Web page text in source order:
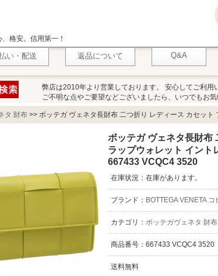
格安。信用第一！
い・配送 返品について Q&A
弊店は2010年より営業しております。 安心してご利用
ご不明な点やご要望などございましたら、いつでもお気
タ 財布 >> ボッテガ ヴェネタ長財布 二つ折り レディース カセット
ボッテガ ヴェネタ長財布
ラップウォレット イント
667433 VCQC4 3520
在庫状況：在庫があります。
ブランド： BOTTEGA VENETA コ
カテゴリ： ボッテガヴェネタ 財
商品番号：667433 VCQC4 3520
送料無料